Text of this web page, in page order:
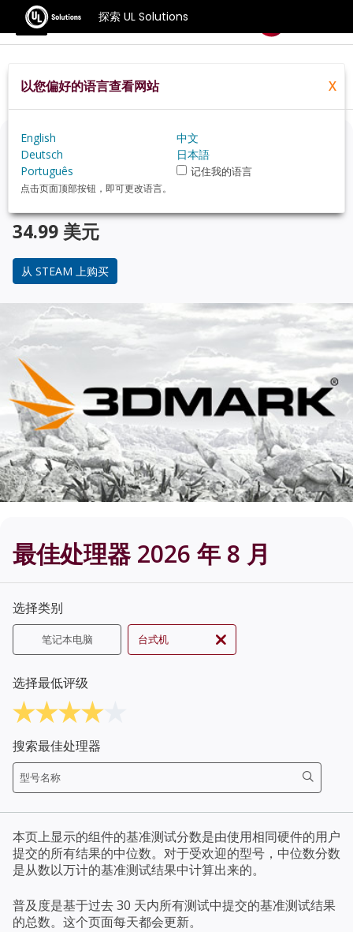
探索 UL Solutions
基准测试
Home Zh Hans Compare
正在考虑升级？
使用 3DMark 游戏玩家的基准测试，来了解您的 PC 与 受
欢迎的 CPU 在性能上的对比。
34.99 美元
从 STEAM 上购买
最佳处理器 2026 年 8 月
选择类别
笔记本电脑 台式机
选择最低评级
搜索最佳处理器
本页上显示的组件的基准测试分数是由使用相同硬件的用户
提交的所有结果的中位数。对于受欢迎的型号，中位数分数
是从数以万计的基准测试结果中计算出来的。
普及度是基于过去 30 天内所有测试中提交的基准测试结果
的总数。这个页面每天都会更新。
以您偏好的语言查看网站 X
English
中文
Deutsch
日本語
Português
记住我的语言
点击页面顶部按钮，即可更改语言。